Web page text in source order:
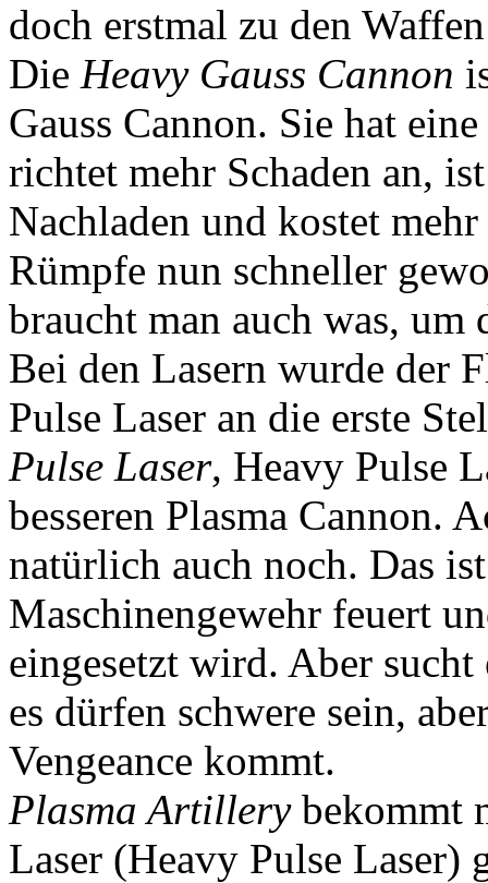
doch erstmal zu den
Die Heavy Gauss Cannon
Gauss Cannon. Sie hat
richtet mehr Schaden an,
Nachladen und kostet
Rümpfe nun schneller
braucht man auch was, um
Bei den Lasern wurde der
Pulse Laser an die erste
Pulse Laser, Heavy Pulse
besseren Plasma Cannon.
natürlich auch noch. Das
Maschinengewehr feuert
eingesetzt wird. Aber
es dürfen schwere sein,
Vengeance kommt.
Plasma Artillerybekommt
Laser (Heavy Pulse Laser)